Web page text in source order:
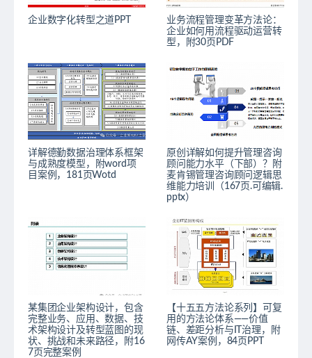
企业数字化转型之道PPT
业务流程管理变革方法论：
企业如何用流程驱动运营转
型，附30页PDF
详解德勤数据治理体系框架
与成熟度模型，附word项
目案例，181页Wotd
原创详解如何提升管理咨询
顾问能力水平（下部）？附
麦肯锡管理咨询顾问逻辑思
维能力培训（167页.可编辑.
pptx）
某集团企业架构设计，包含
完整业务、应用、数据、技
术架构设计及转型蓝图的现
状、挑战和未来路径，附16
7页完整案例
【十五五方法论系列】可复
用的方法论体系——价值
链、差距分析与IT治理，附
网传AY案例，84页PPT